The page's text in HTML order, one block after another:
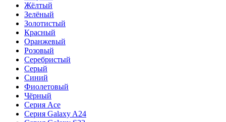
Жёлтый
Зелёный
Золотистый
Красный
Оранжевый
Розовый
Серебристый
Серый
Синий
Фиолетовый
Чёрный
Серия Ace
Серия Galaxy A24